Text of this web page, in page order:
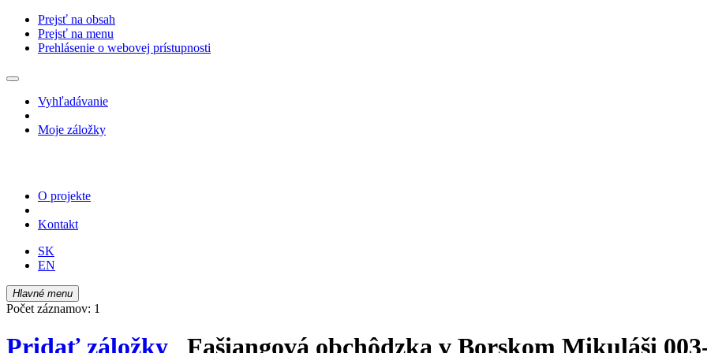
Prejsť na obsah
Prejsť na menu
Prehlásenie o webovej prístupnosti
Vyhľadávanie
Moje záložky
O projekte
Kontakt
SK
EN
Hlavné menu
Počet záznamov: 1
Pridať záložky Fašiangová obchôdzka v Borskom Mikuláši